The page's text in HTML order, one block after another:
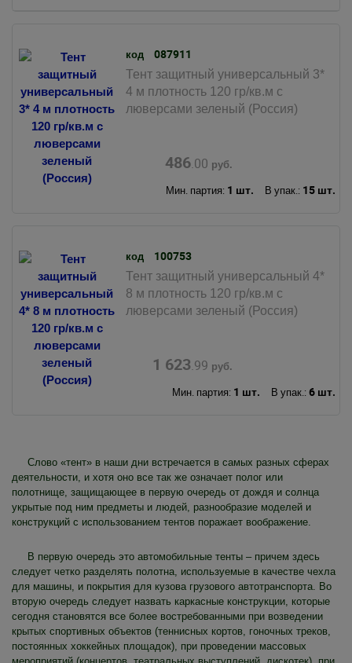
код 087911
Тент защитный универсальный 3*
4 м плотность 120 гр/кв.м с
люверсами зеленый (Россия)
486.00 руб.
Мин. партия: 1 шт. В упак.: 15 шт.
код 100753
Тент защитный универсальный 4*
8 м плотность 120 гр/кв.м с
люверсами зеленый (Россия)
1 623.99 руб.
Мин. партия: 1 шт. В упак.: 6 шт.
Слово «тент» в наши дни встречается в самых разных сферах
деятельности, и хотя оно все так же означает полог или
полотнище, защищающее в первую очередь от дождя и солнца
укрытые под ним предметы и людей, разнообразие моделей и
конструкций с использованием тентов поражает воображение.
В первую очередь это автомобильные тенты – причем здесь
следует четко разделять полотна, используемые в качестве чехла
для машины, и покрытия для кузова грузового автотранспорта. Во
вторую очередь следует назвать каркасные конструкции, которые
сегодня становятся все более востребованными при возведении
крытых спортивных объектов (теннисных кортов, гоночных треков,
постоянных хоккейных площадок), при проведении массовых